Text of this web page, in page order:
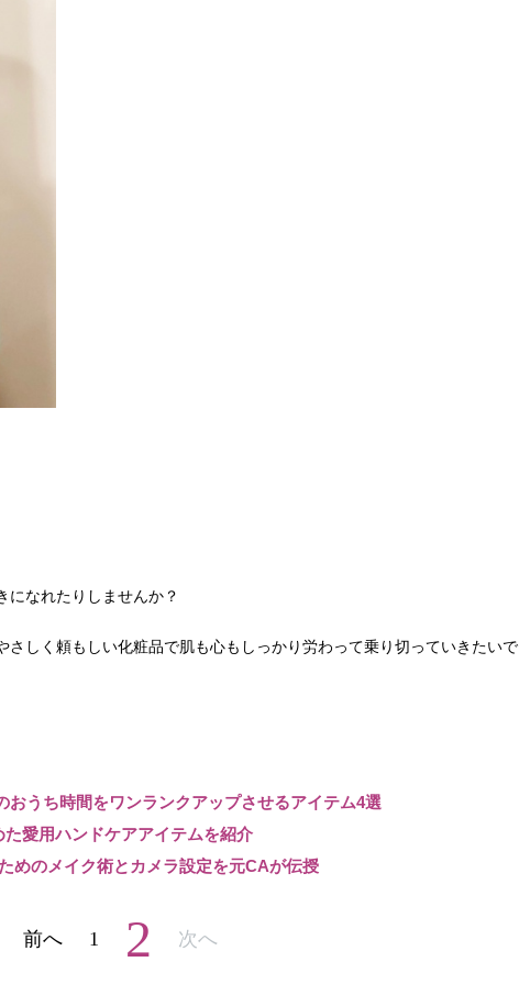
になれたりしませんか？
さしく頼もしい化粧品で肌も心もしっかり労わって乗り切っていきたいで
うち時間をワンランクアップさせるアイテム4選
愛用ハンドケアアイテムを紹介
めのメイク術とカメラ設定を元CAが伝授
前へ 1 2 次へ